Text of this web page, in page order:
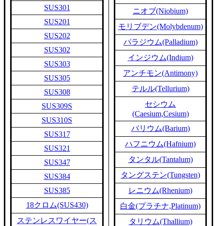
SUS301
SUS201
SUS202
SUS302
SUS303
SUS305
SUS308
SUS309S
SUS310S
SUS317
SUS321
SUS347
SUS384
SUS385
18クロム(SUS430)
ステンレスワイヤー(ス
ニオブ(Niobium)
モリブデン(Molybdenum)
パラジウム(Palladium)
インジウム(Indium)
アンチモン(Antimony)
テルル(Tellurium)
セシウム
(Caesium,Cesium)
バリウム(Barium)
ハフニウム(Hafnium)
タンタル(Tantalum)
タングステン(Tungsten)
レニウム(Rhenium)
白金(プラチナ,Platinum)
タリウム(Thallium)